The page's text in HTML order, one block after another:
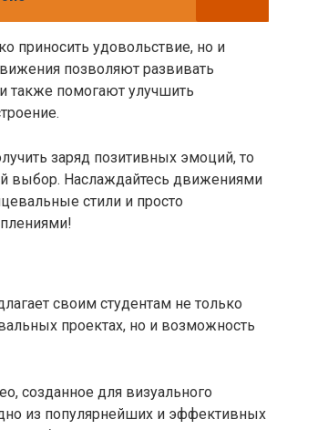
приносить удовольствие, но и
позволяют развивать
также помогают улучшить
заряд позитивных эмоций, то
выбор. Наслаждайтесь движениями
стили и просто
своим студентам не только
проектах, но и возможность
созданное для визуального
из популярнейших и эффективных